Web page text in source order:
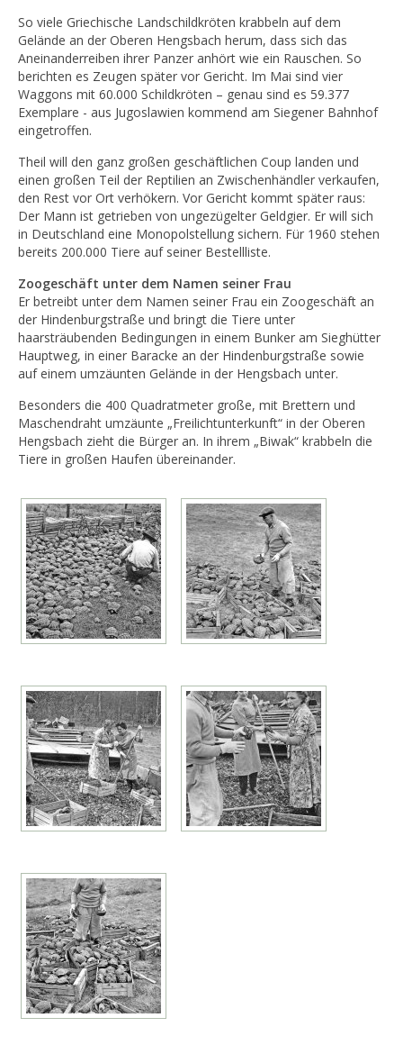
So viele Griechische Landschildkröten krabbeln auf dem
Gelände an der Oberen Hengsbach herum, dass sich das
Aneinanderreiben ihrer Panzer anhört wie ein Rauschen. So
berichten es Zeugen später vor Gericht. Im Mai sind vier
Waggons mit 60.000 Schildkröten – genau sind es 59.377
Exemplare - aus Jugoslawien kommend am Siegener Bahnhof
eingetroffen.
Theil will den ganz großen geschäftlichen Coup landen und
einen großen Teil der Reptilien an Zwischenhändler verkaufen,
den Rest vor Ort verhökern. Vor Gericht kommt später raus:
Der Mann ist getrieben von ungezügelter Geldgier. Er will sich
in Deutschland eine Monopolstellung sichern. Für 1960 stehen
bereits 200.000 Tiere auf seiner Bestellliste.
Zoogeschäft unter dem Namen seiner Frau
Er betreibt unter dem Namen seiner Frau ein Zoogeschäft an
der Hindenburgstraße und bringt die Tiere unter
haarsträubenden Bedingungen in einem Bunker am Sieghütter
Hauptweg, in einer Baracke an der Hindenburgstraße sowie
auf einem umzäunten Gelände in der Hengsbach unter.
Besonders die 400 Quadratmeter große, mit Brettern und
Maschendraht umzäunte „Freilichtunterkunft“ in der Oberen
Hengsbach zieht die Bürger an. In ihrem „Biwak“ krabbeln die
Tiere in großen Haufen übereinander.